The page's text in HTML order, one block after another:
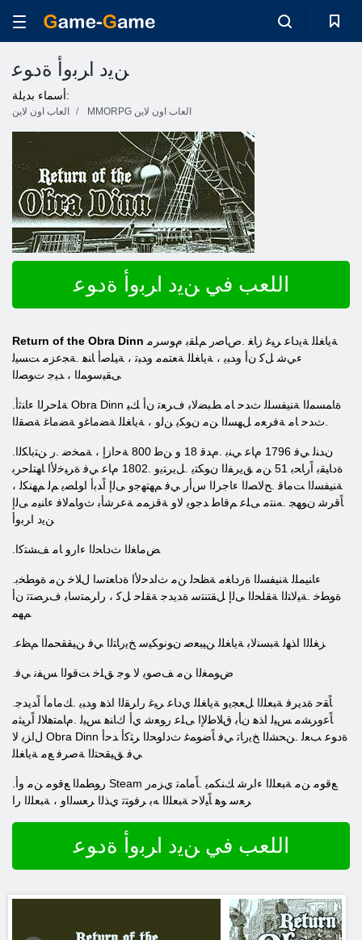
ﻦﻳﺩ ﺍﺮﺑﻭﺃ ﺓﺩﻮﻋ
أسماء بديلة:
العاب اون لاين MMORPG العاب اون لاين
اللعب في ﻦﻳﺩ ﺍﺮﺑﻭﺃ ﺓﺩﻮﻋ
Return of the Obra Dinn
ءﻲﺷ ﻞﻛ ﻥﺃ ﻭﺪﺒﻳ ، ﺔﻳﺎﻐﻠﻟ ﺔﻌﺘﻤﻣ ﻭﺪﺒﺗ ، ﺔﻴﻠﺻﺃ ﺎﻨﻫ .ﺔﺠﻋﺰﻣ ﺖﺴﻴﻟ
ﻰﻘﻴﺳﻮﻤﻟﺍ ، ﺪﻴﺟ ﺕﻮﺼﻟﺍ
.ﺙﺪﺣ ﺎﻣ ﺔﻓﺮﻌﻣ ﻞﻬﺴﻟﺍ ﻦﻣ ﻥﻮﻜﻳ ﻦﻟﻭ ، ﺔﻳﺎﻐﻠﻟ ﺔﻀﻣﺎﻏﻭ ﺔﻀﻣﺎﻏ ﺔﺼﻘﻟﺍ
ﺓﺩﺎﻴﻘﺑ ﺍًﺭﺎﺤﺑ 51 ﻦﻣ ﻖﻳﺮﻔﻟﺍ ﻥﻮﻜﺘﻳ .ﻞﻳﺮﺘﻳﻭ .1802 ﻡﺎﻋ ﻲﻓ ﺓﺮﻴﺧﻷ ﺍ ﺎﻬﺘﻠﺣﺮﺑ
ﺔﻨﻴﻔﺴﻟﺍ ﺖﻣﺎﻗ .ﺢﻟﺎﺼﻟﺍ ءﺎﺟﺮﻟﺍ ﺱﺃﺭ ﻲﻓ ﻢﻬﺘﻬﺟﻭ ﻰﻟﺇ ﺍًﺪﺑﺃ ﺍﻮﻠﺼﻳ ﻢﻟ ﻢﻬﻨﻜﻟ ،
ﺎًﻗﺮﺷ ﻥﻮﻬﺠ .ﻪﻨﺘﻣ ﻰﻠﻋ ﻢﻗﺎﻃ ﺪﺟﻮﻳ ﻻ ﻭ ﺔﻗﺰﻤﻣ ﺔﻋﺮﺷﺄﺑ ﺙﻭﺎﻤﻟﺎﻓ ءﺎﻨﻴﻣ ﻰﻟﺇ
ﻦﻳﺩ ﺍﺮﺑﻭﺃ
.ﺾﻣﺎﻐﻟﺍ ﺙﺩﺎﺤﻟﺍ ءﺍﺭﻭ ﺎﻣ ﻒﺸﺘﻛﺍ
ﺓﻮﻄﺧ .ﺔﻴﻟﺎﺘﻟﺍ ﺔﻘﻠﺤﻟﺍ ﻰﻟﺇ ﻞﻘﺘﻨﺘﺳ ﺓﺪﻳﺪﺟ ﺔﻘﻠﺣ ﻞﻛ ، ﺭﺍﺮﻤﺘﺳﺎﺑ ﻑﺮﺼﺘﺗ ﻥﺃ
ﻢﻬﻤ
.ﺰﻐﻠﻟﺍ ﺍﺬﻬﻟ ﺔﺒﺴﻨﻟﺎﺑ ﺔﻳﺎﻐﻠﻟ ﻦﻴﺒﻌﺻ ﻥﻮﻧﻮﻜﻴﺳ ﺦﻳﺭﺎﺘﻟﺍ ﻲﻓ ﻦﻴﻘﻘﺤﻤﻟﺍ ﻢﻈﻋ
.ﺽﻮﻤﻐﻟﺍ ﻦﻣ ﻒﺻﻮﻳ ﻻ ﻮﺟ ﻖﻠﺧ ﺖﻗﻮﻟﺍ ﺲﻔﻧ ﻲﻓ
ﺎًﻋﻭﺮﺸﻣ ﺲﻴﻟ ﺍﺬﻫ ﻥﺄﺑ ﻕﻼ ﻃﻹ ﺍ ﻰﻠﻋ ﺭﻮﻌﺷ ﻱﺃ ﻙﺎﻨﻫ ﺲﻴﻟ .ﻡﺎﻤﺘﻫﻼ ﻟ ﺍًﺮﻴﺜﻣ
ﻝﺍﺰﻳ ﻻ Obra Dinn ﺓﺩﻮﻋ ﺐﻌﻟ .ﻦﺤﺸﻟﺍ ﺦﻳﺭﺎﺗ ﻲﻓ ﺎًﺿﻮﻤﻏ ﺙﺩﺍﻮﺤﻟﺍ ﺮﺜﻛﺃ ﺪﺣﺃ
ﻲﻓ ﻖﻴﻘﺤﺘﻟﺍ ﺔﺻﺮﻓ ﻊﻣ ﺔﻳﺎﻐﻠﻟ
ﺮﻌﺳ ﻮﻫ ﺎًﻴﻟﺎﺣ ﺔﺒﻌﻠﻟﺍ ﻪﺑ ﺮﻓﻮﺘﺗ ﻱﺬﻟﺍ ﺮﻌﺴﻟﺍﻭ ، ﺔﺒﻌﻠﻟﺍ ﺭﺍ
اللعب في ﻦﻳﺩ ﺍﺮﺑﻭﺃ ﺓﺩﻮﻋ